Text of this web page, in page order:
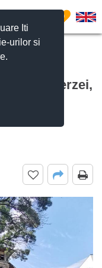
Iti
urilor si
0
Berzei,
NE